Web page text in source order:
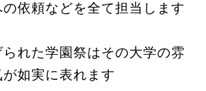
依頼などを全て担当します
られた学園祭はその大学の雰
が如実に表れます